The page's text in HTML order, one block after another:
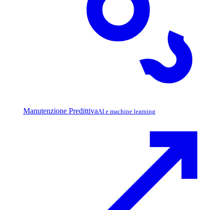
Manutenzione PredittivaAI e machine learning